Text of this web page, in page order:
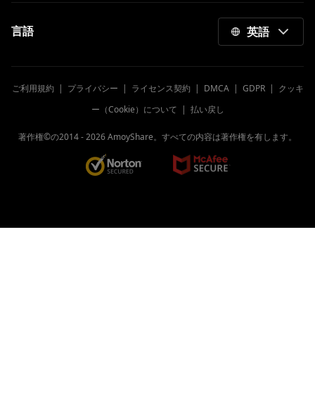
言語 英語
ご利用規約 | プライバシー | ライセンス契約 | DMCA| GDPR| クッキ
ー（Cookie）について | 払い戻し
著作権©の2014 -2026AmoyShare。すべての内容は著作権を有します。